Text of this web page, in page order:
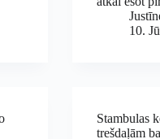
10.
Stambulas
trešdaļām